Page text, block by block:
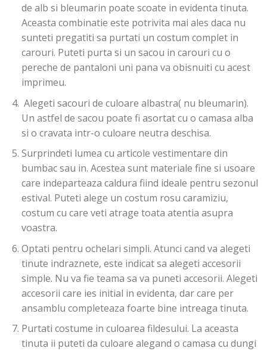
de alb si bleumarin poate scoate in evidenta tinuta.
Aceasta combinatie este potrivita mai ales daca nu
sunteti pregatiti sa purtati un costum complet in
carouri. Puteti purta si un sacou in carouri cu o
pereche de pantaloni uni pana va obisnuiti cu acest
imprimeu.
Alegeti sacouri de culoare albastra( nu bleumarin).
Un astfel de sacou poate fi asortat cu o camasa alba
si o cravata intr-o culoare neutra deschisa.
Surprindeti lumea cu articole vestimentare din
bumbac sau in. Acestea sunt materiale fine si usoare
care indeparteaza caldura fiind ideale pentru sezonul
estival. Puteti alege un costum rosu caramiziu,
costum cu care veti atrage toata atentia asupra
voastra.
Optati pentru ochelari simpli. Atunci cand va alegeti
tinute indraznete, este indicat sa alegeti accesorii
simple. Nu va fie teama sa va puneti accesorii. Alegeti
accesorii care ies initial in evidenta, dar care per
ansamblu completeaza foarte bine intreaga tinuta.
Purtati costume in culoarea fildesului. La aceasta
tinuta ii puteti da culoare alegand o camasa cu dungi